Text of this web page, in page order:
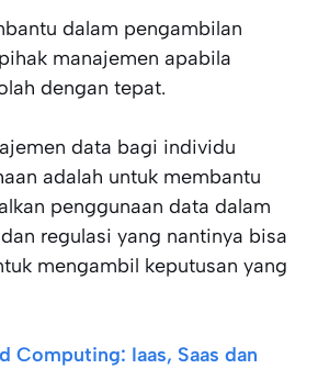
dalam pengambilan
manajemen apabila
dengan tepat.
data bagi individu
adalah untuk membantu
penggunaan data dalam
regulasi yang nantinya bisa
mengambil keputusan yang
Computing: Iaas, Saas dan